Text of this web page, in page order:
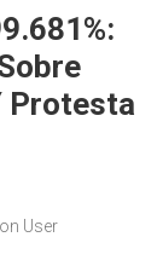
Protesta
User